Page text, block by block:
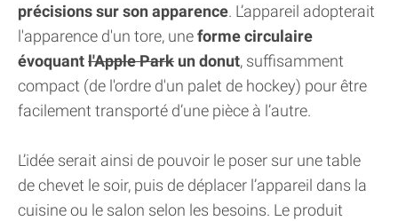
précisions sur son apparence. L’appareil adopterait
l'apparence d'un tore, uneforme circulaire
évoquantl'Apple Park un donut, suffisamment
compact (de l'ordre d'un palet de hockey) pour être
facilement transporté d’une pièce à l’autre.
L’idée serait ainsi de pouvoir le poser sur une table
de chevet le soir, puis de déplacer l’appareil dans la
cuisine ou le salon selon les besoins. Le produit